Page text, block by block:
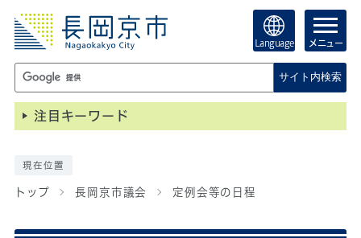
Language メニュー
サイト内検索
注目キーワード
現在位置
トップ 長岡京市議会 定例会等の日程